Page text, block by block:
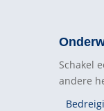
Schakel
andere